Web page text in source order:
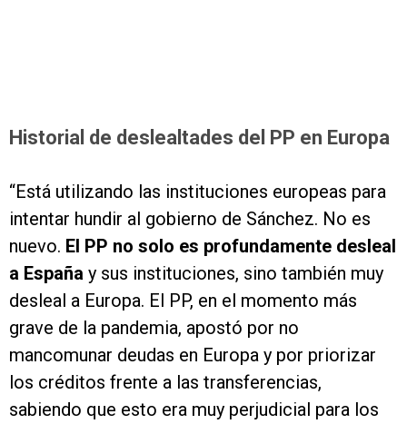
Historial de deslealtades del PP en Europa
“Está utilizando las instituciones europeas para
intentar hundir al gobierno de Sánchez. No es
nuevo. El PP no solo es profundamente desleal
a España y sus instituciones, sino también muy
desleal a Europa. El PP, en el momento más
grave de la pandemia, apostó por no
mancomunar deudas en Europa y por priorizar
los créditos frente a las transferencias,
sabiendo que esto era muy perjudicial para los